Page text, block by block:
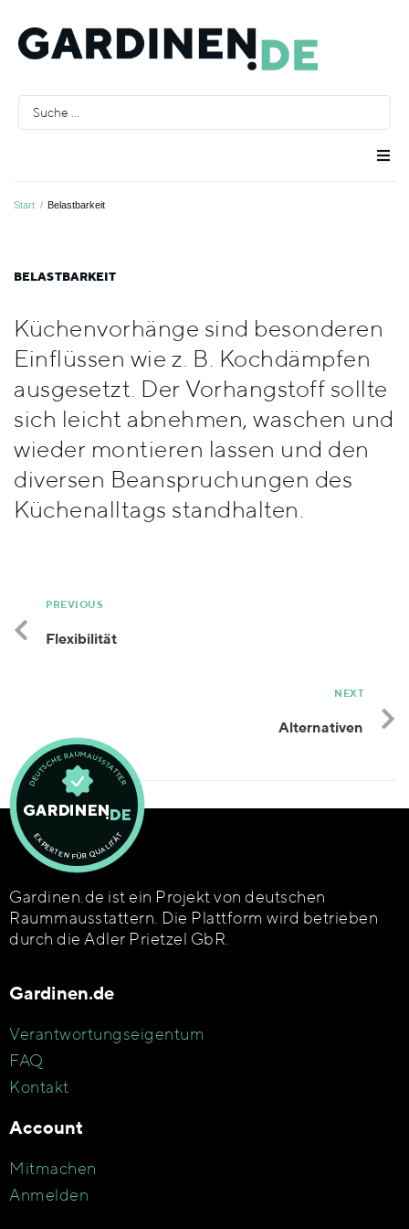
Raumausstatter
Stoffe
Farben
Stile
Start / Belastbarkeit
BELASTBARKEIT
Küchenvorhänge sind besonderen
Einflüssen wie z. B. Kochdämpfen
ausgesetzt. Der Vorhangstoff sollte
sich leicht abnehmen, waschen und
wieder montieren lassen und den
diversen Beanspruchungen des
Küchenalltags standhalten.
PREVIOUS
Flexibilität
NEXT
Alternativen
Gardinen.de ist ein Projekt von deutschen
Raummausstattern. Die Plattform wird betrieben
durch die Adler Prietzel GbR.
Gardinen.de
Verantwortungseigentum
FAQ
Kontakt
Account
Mitmachen
Anmelden